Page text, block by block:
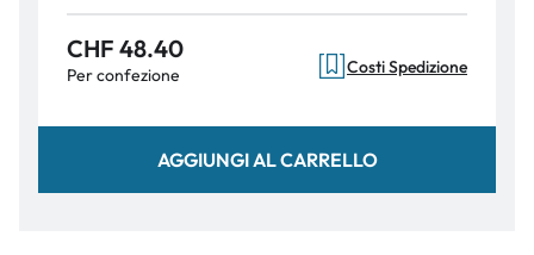
CHF 48.40
Per confezione Costi Spedizione
AGGIUNGI AL CARRELLO